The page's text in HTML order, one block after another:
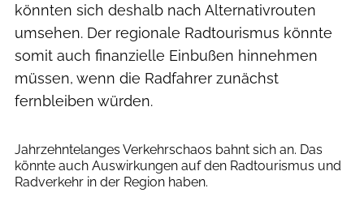
könnten sich deshalb nach Alternativrouten
umsehen. Der regionale Radtourismus könnte
somit auch finanzielle Einbußen hinnehmen
müssen, wenn die Radfahrer zunächst
fernbleiben würden.
Jahrzehntelanges Verkehrschaos bahnt sich an. Das
könnte auch Auswirkungen auf den Radtourismus und
Radverkehr in der Region haben.